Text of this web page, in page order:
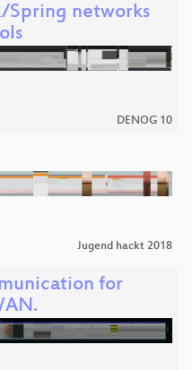
Spring networks
DENOG 10
Jugend hackt 2018
for